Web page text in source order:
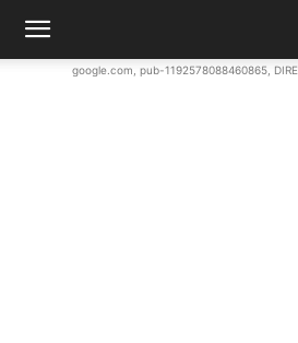
google.com, pub-1192578088460865,